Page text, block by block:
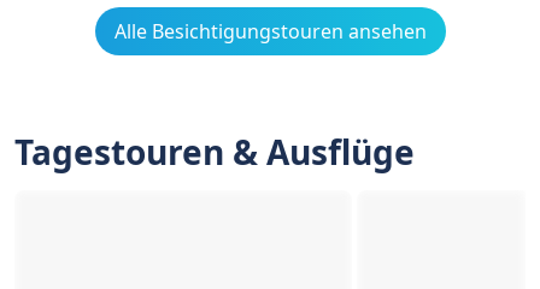
Alle Besichtigungstouren ansehen
Tagestouren & Ausflüge